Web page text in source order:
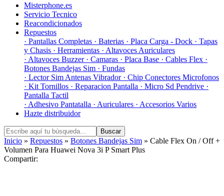
Misterphone.es
Servicio Tecnico
Reacondicionados
Repuestos
· Pantallas Completas · Baterias · Placa Carga - Dock · Tapas
y Chasis · Herramientas · Altavoces Auriculares
· Altavoces Buzzer · Camaras · Placa Base · Cables Flex ·
Botones Bandejas Sim · Fundas
· Lector Sim Antenas Vibrador · Chip Conectores Microfonos
· Kit Tornillos · Reparacion Pantalla · Micro Sd Pendrive ·
Pantalla Tactil
· Adhesivo Pantatalla · Auriculares · Accesorios Varios
Hazte distribuidor
Buscar
Inicio » Repuestos » Botones Bandejas Sim » Cable Flex On / Off +
Volumen Para Huawei Nova 3i P Smart Plus
Compartir: